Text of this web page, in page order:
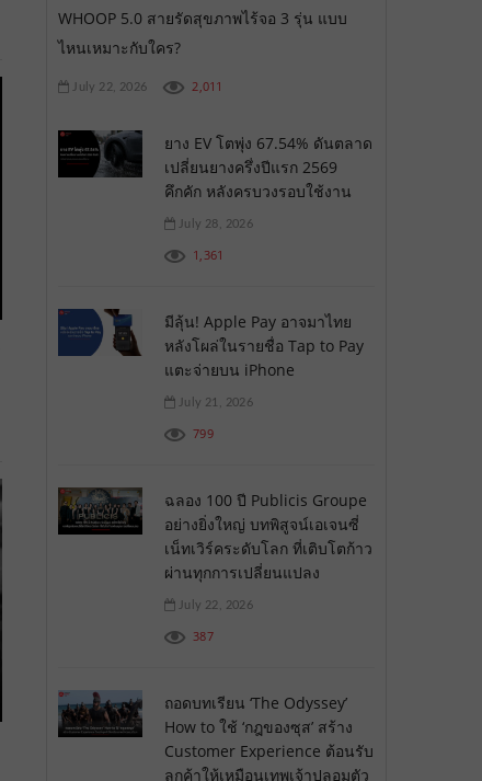
WHOOP 5.0 สายรัดสุขภาพไร้จอ 3 รุ่น แบบ
ไหนเหมาะกับใคร?
July 22, 2026 2,011
ยาง EV โตพุ่ง 67.54% ดันตลาด
เปลี่ยนยางครึ่งปีแรก 2569
คึกคัก หลังครบวงรอบใช้งาน
July 28, 2026
1,361
มีลุ้น! Apple Pay อาจมาไทย
หลังโผล่ในรายชื่อ Tap to Pay
แตะจ่ายบน iPhone
July 21, 2026
799
ฉลอง 100 ปี Publicis Groupe
อย่างยิ่งใหญ่ บทพิสูจน์เอเจนซี่
เน็ทเวิร์คระดับโลก ที่เติบโตก้าว
ผ่านทุกการเปลี่ยนแปลง
July 22, 2026
387
ถอดบทเรียน ‘The Odyssey’
How to ใช้ ‘กฎของซุส’ สร้าง
Customer Experience ต้อนรับ
ลูกค้าให้เหมือนเทพเจ้าปลอมตัว